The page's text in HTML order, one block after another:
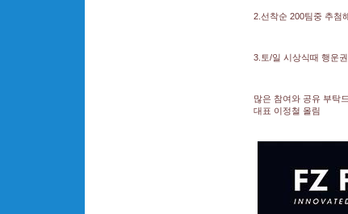
2.선착순 200팀중 추첨
3.토/일 시상식때 행운
많은 참여와 공유 부탁
대표 이정철 올림